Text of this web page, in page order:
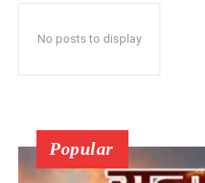
No posts to display
Popular